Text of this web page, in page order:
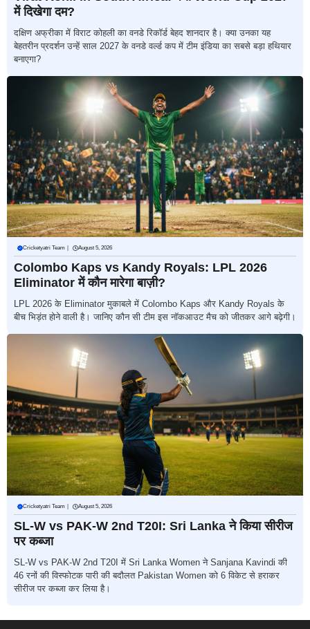
में दिखेगा दम?
दक्षिण अफ्रीका में विराट कोहली का वनडे रिकॉर्ड बेहद शानदार है। क्या उनका यह
बेहतरीन प्रदर्शन उन्हें साल 2027 के वनडे वर्ल्ड कप में टीम इंडिया का सबसे बड़ा हथियार
बनाएगा?
Cricketyatri Team August 5, 2026
Colombo Kaps vs Kandy Royals: LPL 2026
Eliminator में कौन मारेगा बाज़ी?
LPL 2026 के Eliminator मुकाबले में Colombo Kaps और Kandy Royals के
बीच भिड़ंत होने वाली है। जानिए कौन सी टीम इस नॉकआउट मैच को जीतकर आगे बढ़ेगी।
Cricketyatri Team August 5, 2026
SL-W vs PAK-W 2nd T20I: Sri Lanka ने किया सीरीज
पर कब्जा
SL-W vs PAK-W 2nd T20I में Sri Lanka Women ने Sanjana Kavindi की
46 रनों की विस्फोटक पारी की बदौलत Pakistan Women को 6 विकेट से हराकर
सीरीज पर कब्जा कर लिया है।